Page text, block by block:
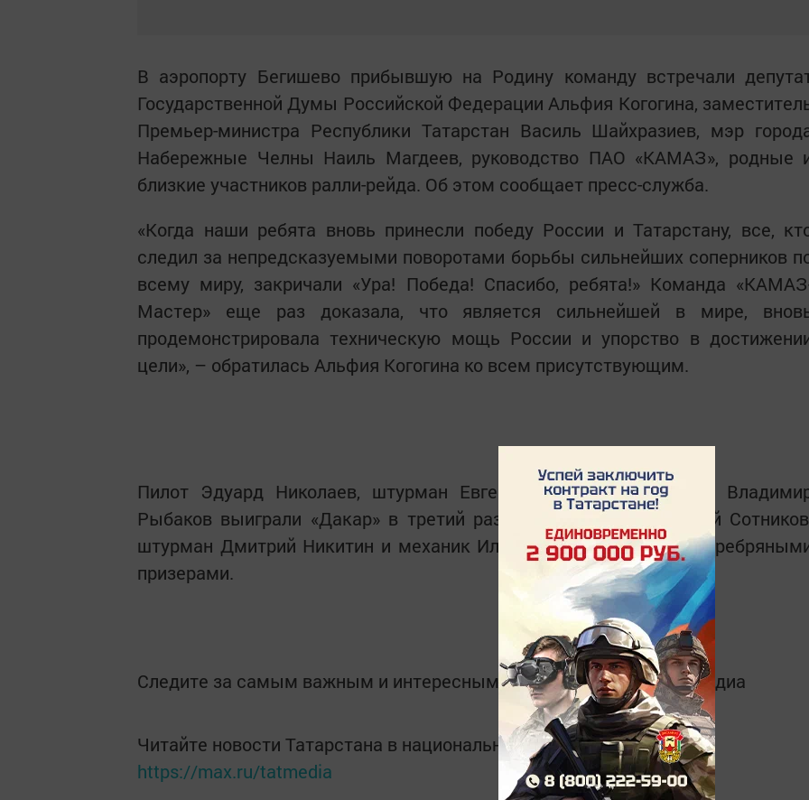
В аэропорту Бегишево прибывшую на Родину команду встречали
Государственной Думы Российской Федерации Альфия Когогина,
Премьер-министра Республики Татарстан Василь Шайхразиев, мэр
Набережные Челны Наиль Магдеев, руководство ПАО «КАМАЗ», родные
близкие участников ралли-рейда. Об этом сообщает пресс-служба.
«Когда наши ребята вновь принесли победу России и Татарстану, все,
следил за непредсказуемыми поворотами борьбы сильнейших соперников
всему миру, закричали «Ура! Победа! Спасибо, ребята!» Команда
Мастер» еще раз доказала, что является сильнейшей в мире,
продемонстрировала техническую мощь России и упорство в
цели», – обратилась Альфия Когогина ко всем присутствующим.
Пилот Эдуард Николаев, штурман Евгений Яковлев и механик
Рыбаков выиграли «Дакар» в третий раз подряд. Пилот Дмитрий
штурман Дмитрий Никитин и механик Ильнур Мустафин стали
призерами.
Следите за самым важным и интересным вTelegram-каналеТатмедиа
Читайте новости Татарстана в национальном мессенджере MАХ:
https://max.ru/tatmedia